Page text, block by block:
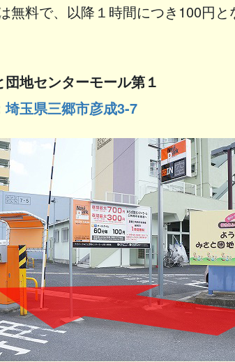
無料で、以降１時間につき100円
地センターモール第１
埼玉県三郷市彦成3-7